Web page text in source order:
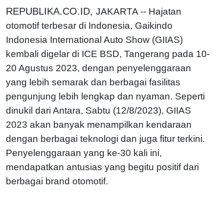
REPUBLIKA.CO.ID, JAKARTA -- Hajatan
otomotif terbesar di Indonesia, Gaikindo
Indonesia International Auto Show (GIIAS)
kembali digelar di ICE BSD, Tangerang pada 10-
20 Agustus 2023, dengan penyelenggaraan
yang lebih semarak dan berbagai fasilitas
pengunjung lebih lengkap dan nyaman. Seperti
dinukil dari Antara, Sabtu (12/8/2023), GIIAS
2023 akan banyak menampilkan kendaraan
dengan berbagai teknologi dan juga fitur terkini.
Penyelenggaraan yang ke-30 kali ini,
mendapatkan antusias yang begitu positif dari
berbagai brand otomotif.